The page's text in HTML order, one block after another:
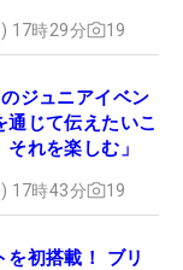
17時29分 19
ジュニアイベン
じて伝えたいこ
れを楽しむ」
17時43分 19
を初搭載！ ブリ